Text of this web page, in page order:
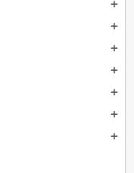
add
add
add
add
add
add
add